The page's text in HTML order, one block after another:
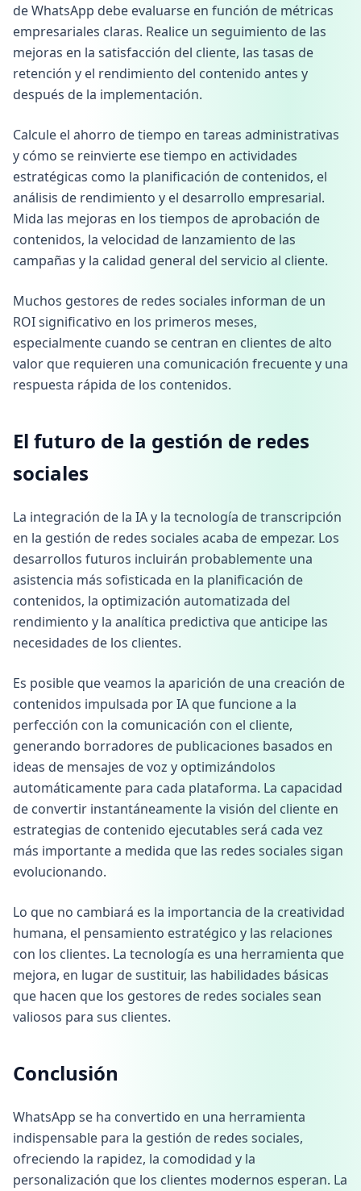
de WhatsApp debe evaluarse en función de métricas
empresariales claras. Realice un seguimiento de las
mejoras en la satisfacción del cliente, las tasas de
retención y el rendimiento del contenido antes y
después de la implementación.
Calcule el ahorro de tiempo en tareas administrativas
y cómo se reinvierte ese tiempo en actividades
estratégicas como la planificación de contenidos, el
análisis de rendimiento y el desarrollo empresarial.
Mida las mejoras en los tiempos de aprobación de
contenidos, la velocidad de lanzamiento de las
campañas y la calidad general del servicio al cliente.
Muchos gestores de redes sociales informan de un
ROI significativo en los primeros meses,
especialmente cuando se centran en clientes de alto
valor que requieren una comunicación frecuente y una
respuesta rápida de los contenidos.
El futuro de la gestión de redes
sociales
La integración de la IA y la tecnología de transcripción
en la gestión de redes sociales acaba de empezar. Los
desarrollos futuros incluirán probablemente una
asistencia más sofisticada en la planificación de
contenidos, la optimización automatizada del
rendimiento y la analítica predictiva que anticipe las
necesidades de los clientes.
Es posible que veamos la aparición de una creación de
contenidos impulsada por IA que funcione a la
perfección con la comunicación con el cliente,
generando borradores de publicaciones basados en
ideas de mensajes de voz y optimizándolos
automáticamente para cada plataforma. La capacidad
de convertir instantáneamente la visión del cliente en
estrategias de contenido ejecutables será cada vez
más importante a medida que las redes sociales sigan
evolucionando.
Lo que no cambiará es la importancia de la creatividad
humana, el pensamiento estratégico y las relaciones
con los clientes. La tecnología es una herramienta que
mejora, en lugar de sustituir, las habilidades básicas
que hacen que los gestores de redes sociales sean
valiosos para sus clientes.
Conclusión
WhatsApp se ha convertido en una herramienta
indispensable para la gestión de redes sociales,
ofreciendo la rapidez, la comodidad y la
personalización que los clientes modernos esperan. La